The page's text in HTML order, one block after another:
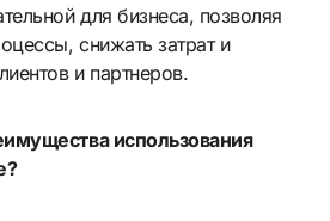
для бизнеса, позволяя
снижать затрат и
и партнеров.
использования